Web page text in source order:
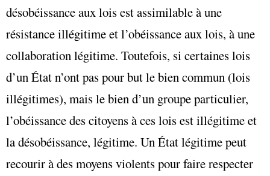
désobéissance aux lois est assimilable à une
résistance illégitime et l’obéissance aux lois, à une
collaboration légitime. Toutefois, si certaines lois
d’un État n’ont pas pour but le bien commun (lois
illégitimes), mais le bien d’un groupe particulier,
l’obéissance des citoyens à ces lois est illégitime et
la désobéissance, légitime. Un État légitime peut
recourir à des moyens violents pour faire respecter